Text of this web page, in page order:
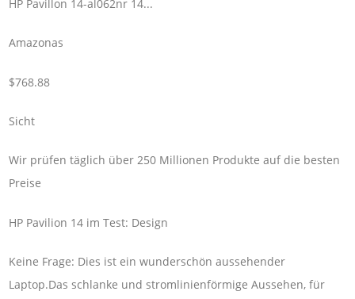
HP Pavillon 14-al062nr 14...
Amazonas
$768.88
Sicht
Wir prüfen täglich über 250 Millionen Produkte auf die besten
Preise
HP Pavilion 14 im Test: Design
Keine Frage: Dies ist ein wunderschön aussehender
Laptop.Das schlanke und stromlinienförmige Aussehen, für